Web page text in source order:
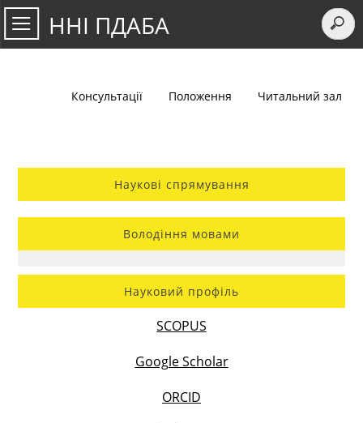
ННІ ПДАБА
Консультації Положення Читальний зал
Наукові спрямування
Володіння мовами
Науковий профіль
SCOPUS
Google Scholar
ORCID